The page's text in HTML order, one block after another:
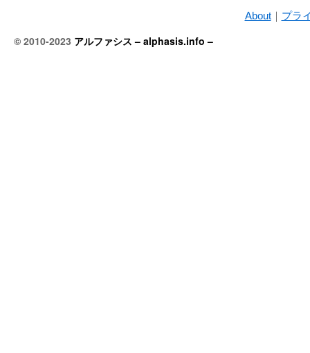
About｜ プラ
© 2010-2023 アルファシス – alphasis.info –